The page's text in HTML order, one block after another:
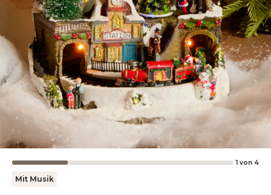
1 von 4
Mit Musik